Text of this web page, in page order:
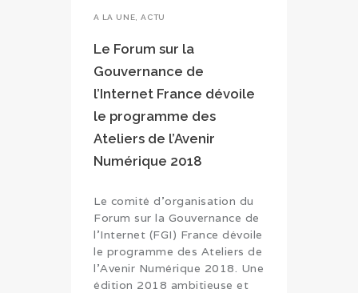
A LA UNE,ACTU
Le Forum sur la
Gouvernance de
l’Internet France dévoile
le programme des
Ateliers de l’Avenir
Numérique 2018
Le comité d’organisation du
Forum sur la Gouvernance de
l’Internet (FGI) France dévoile
le programme des Ateliers de
l’Avenir Numérique 2018. Une
édition 2018 ambitieuse et